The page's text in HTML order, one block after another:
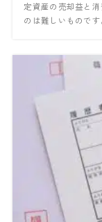
定資産の売却益と
のは難しいもので